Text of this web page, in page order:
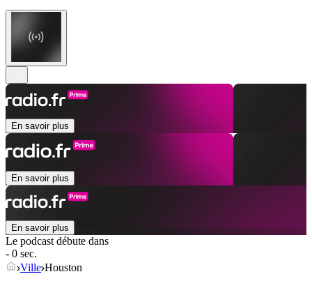
En savoir plus
En savoir plus
En savoir plus
Le podcast débute dans
- 0 sec.
Ville Houston